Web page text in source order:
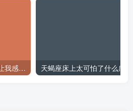
和同事交换配偶的经历 让我感受到了从未有过的快乐